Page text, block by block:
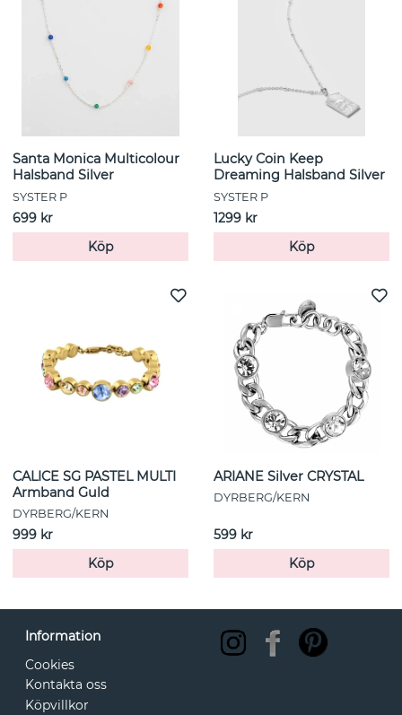
Santa Monica Multicolour
Halsband Silver
SYSTER P
699 kr
Köp
Lucky Coin Keep
Dreaming Halsband Silver
SYSTER P
1299 kr
Köp
CALICE SG PASTEL MULTI
Armband Guld
DYRBERG/KERN
999 kr
Köp
ARIANE Silver CRYSTAL
DYRBERG/KERN
599 kr
Köp
Information
Cookies
Kontakta oss
Köpvillkor